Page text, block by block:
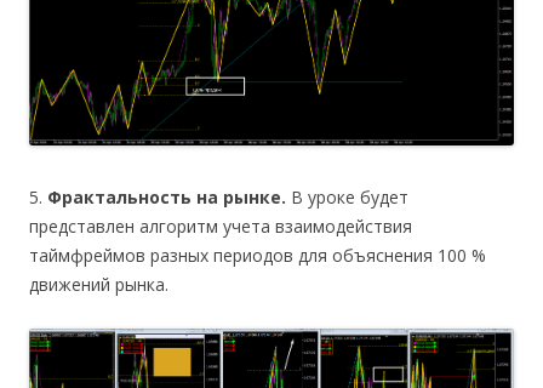
5. Фрактальность на рынке. В уроке будет
представлен алгоритм учета взаимодействия
таймфреймов разных периодов для объяснения 100 %
движений рынка.